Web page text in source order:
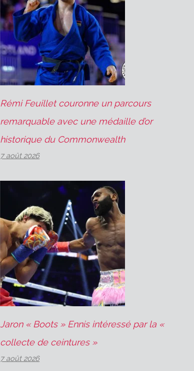
Rémi Feuillet couronne un parcours
remarquable avec une médaille d’or
historique du Commonwealth
7 août 2026
Jaron « Boots » Ennis intéressé par la «
collecte de ceintures »
7 août 2026